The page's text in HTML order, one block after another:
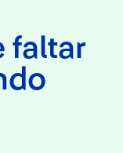
faltar